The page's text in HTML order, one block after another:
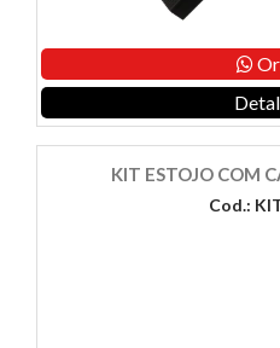
KIT ESTOJO COM
Cod.: